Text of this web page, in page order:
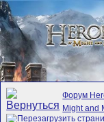
Форум
Might and